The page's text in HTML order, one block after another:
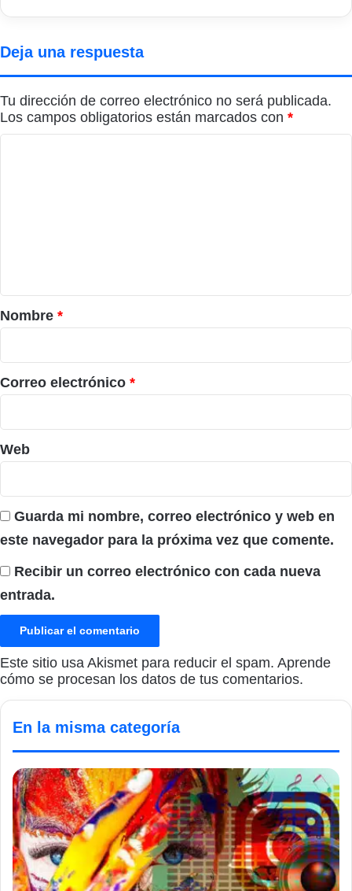
Deja una respuesta
Tu dirección de correo electrónico no será publicada.
Los campos obligatorios están marcados con *
r
i
o
*
Nombre *
Correo electrónico *
Web
Guarda mi nombre, correo electrónico y web en
este navegador para la próxima vez que comente.
Recibir un correo electrónico con cada nueva
entrada.
Este sitio usa Akismet para reducir el spam. Aprende
cómo se procesan los datos de tus comentarios.
En la misma categoría